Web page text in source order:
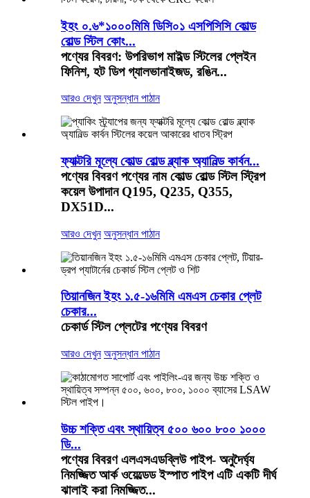
ইহং ০.৬*১০০০মিমি ডিসি০১ এসপিসিসি কোল্ড
রোল্ড স্টিল কোং...
পণ্যের বিবরণ: উপরিভাগ মাইল্ড স্টিলের প্লেইন
ফিনিশ, হট ডিপ গ্যালভানাইজড, রঙিন...
আরও দেখুন অনুসন্ধান পাঠান
ফ্যাক্টরি মূল্যে কোল্ড রোল্ড ব্ল্যাক অ্যানিল্ড কার্বন...
পণ্যের বিবরণ পণ্যের নাম কোল্ড রোল্ড স্টিল স্ট্রিপ
কয়েল উপাদান Q195, Q235, Q355,
DX51D...
আরও দেখুন অনুসন্ধান পাঠান
তিয়ানজিন ইহং ১.৫-১৬মিমি এমএস চেকার প্লেট
চেকার...
চেকার্ড স্টিল প্লেটের পণ্যের বিবরণ
আরও দেখুন অনুসন্ধান পাঠান
উচ্চ শক্তি এবং স্থায়িত্ব ৫০০ ৬০০ ৮০০ ১০০০
ডি...
পণ্যের বিবরণ এলএসএডব্লিউ পাইপ- অনুদৈর্ঘ্য
নিমজ্জিত আর্ক ওয়েল্ডেড ইস্পাত পাইপ এটি একটি দীর্ঘ
ঝালাই করা নিমজ্জিত...